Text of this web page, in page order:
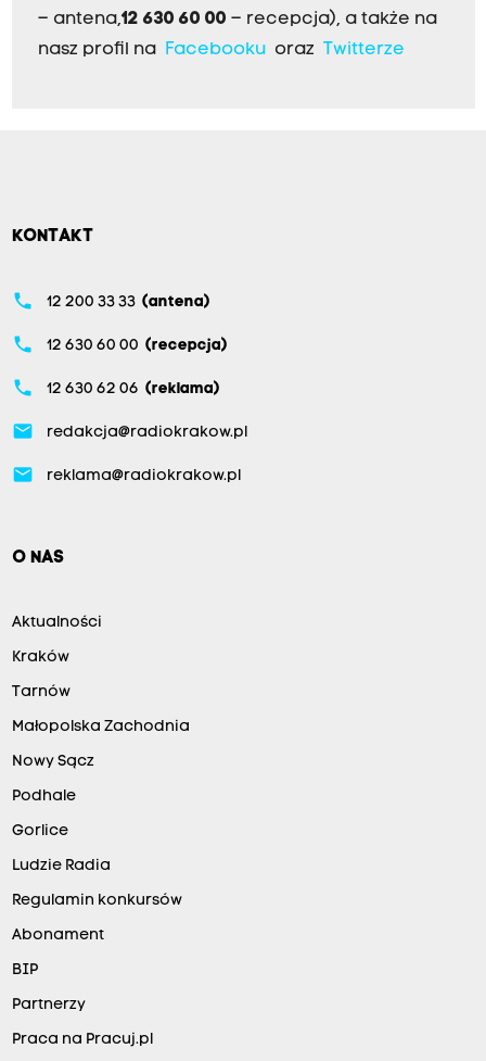
– antena,12 630 60 00 – recepcja), a także na
nasz profil na Facebookuoraz Twitterze
KONTAKT
phone 12 200 33 33 (antena)
phone 12 630 60 00 (recepcja)
phone 12 630 62 06 (reklama)
email redakcja@radiokrakow.pl
email reklama@radiokrakow.pl
O NAS
Aktualności
Kraków
Tarnów
Małopolska Zachodnia
Nowy Sącz
Podhale
Gorlice
Ludzie Radia
Regulamin konkursów
Abonament
BIP
Partnerzy
Praca na Pracuj.pl